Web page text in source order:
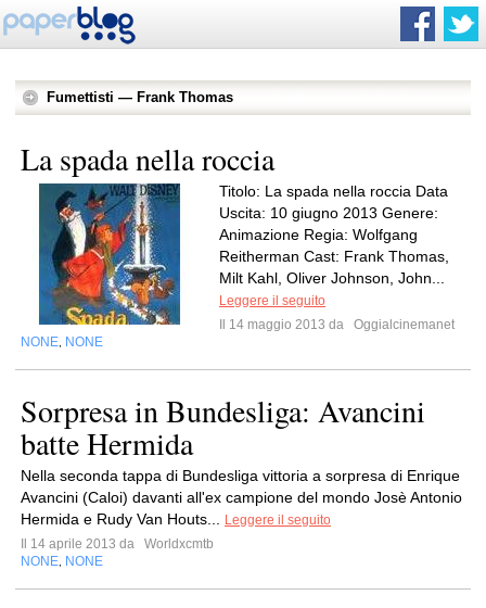
Fumettisti — Frank Thomas
La spada nella roccia
Titolo: La spada nella roccia Data
Uscita: 10 giugno 2013 Genere:
Animazione Regia: Wolfgang
Reitherman Cast: Frank Thomas,
Milt Kahl, Oliver Johnson, John...
Leggere il seguito
Il 14 maggio 2013 da
Oggialcinemanet
NONE NONE
Sorpresa in Bundesliga: Avancini
batte Hermida
Nella seconda tappa di Bundesliga vittoria a sorpresa di Enrique
Avancini (Caloi) davanti all'ex campione del mondo Josè Antonio
Hermida e Rudy Van Houts...
Leggere il seguito
Il 14 aprile 2013 da
Worldxcmtb
NONE NONE